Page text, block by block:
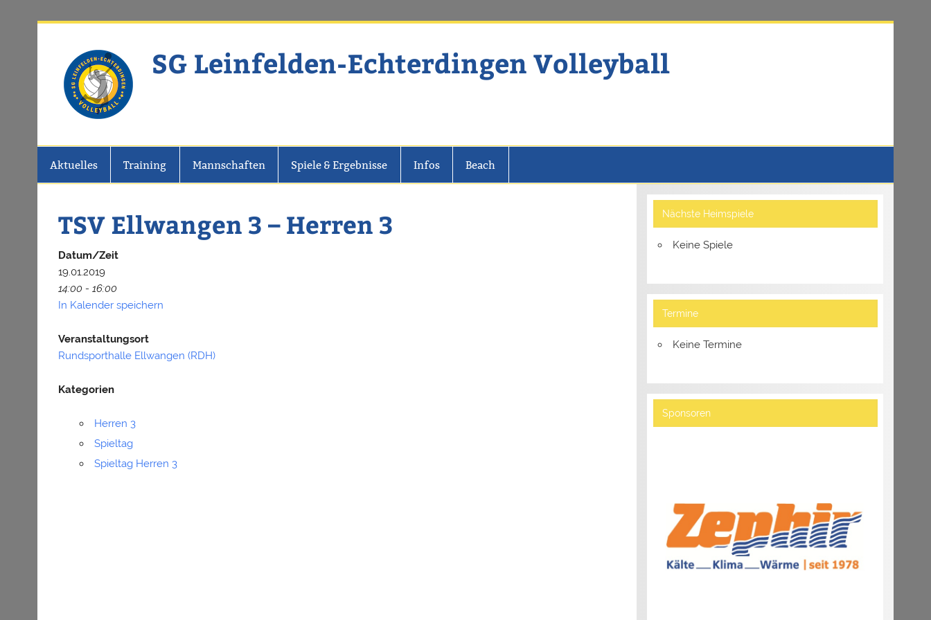
SG Leinfelden-Echterdingen Volleyball
Aktuelles Training Mannschaften Spiele & Ergebnisse Infos Beach
TSV Ellwangen 3 – Herren 3
Datum/Zeit
19.01.2019
14:00 - 16:00
In Kalender speichern
Veranstaltungsort
Rundsporthalle Ellwangen (RDH)
Kategorien
Herren 3
Spieltag
Spieltag Herren 3
Nächste Heimspiele
Keine Spiele
Termine
Keine Termine
Sponsoren